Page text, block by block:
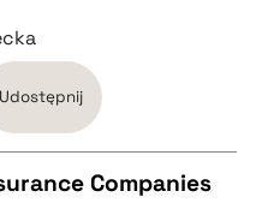
Udostępnij
Companies